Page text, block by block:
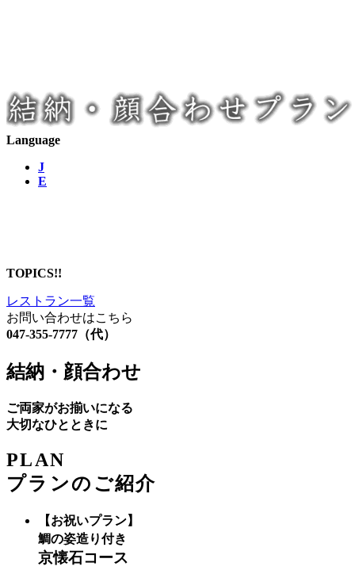
Language
J
E
TOPICS!!
レストラン一覧
お問い合わせはこちら
047-355-7777（代）
結納・顔合わせ
ご両家がお揃いになる
大切なひとときに
PLAN
プランのご紹介
【お祝いプラン】
鯛の姿造り付き
京懐石コース